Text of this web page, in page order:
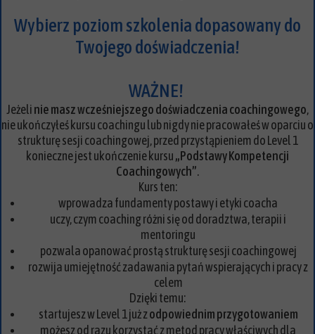
Wybierz poziom szkolenia dopasowany do
Twojego doświadczenia!
WAŻNE!
Jeżelinie masz wcześniejszego doświadczenia coachingowego,
nie ukończyłeś kursu coachingu lub nigdy nie pracowałeś w oparciu o
strukturę sesji coachingowej, przed przystąpieniem do Level 1
konieczne jest ukończenie kursu„Podstawy Kompetencji
Coachingowych”.
Kurs ten:
wprowadza fundamenty postawy i etyki coacha
uczy, czym coaching różni się od doradztwa, terapii i
mentoringu
pozwala opanować prostą strukturę sesji coachingowej
rozwija umiejętność zadawania pytań wspierających i pracy z
celem
Dzięki temu:
startujesz w Level 1 już zodpowiednim przygotowaniem
możesz od razu korzystać z metod pracy właściwych dla